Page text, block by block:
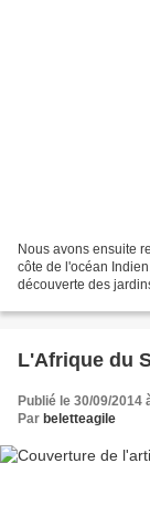
Nous avons ensuite
côte de l'océan
découverte des
L'Afrique du
Publié le 30/09/2014
Par beletteagile